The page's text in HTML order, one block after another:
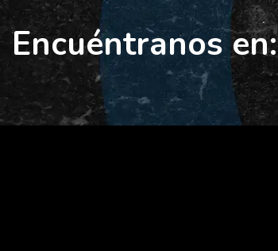
Encuéntranos en: